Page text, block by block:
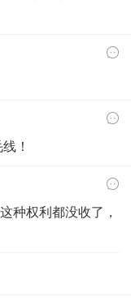
！
种权利都没收了，